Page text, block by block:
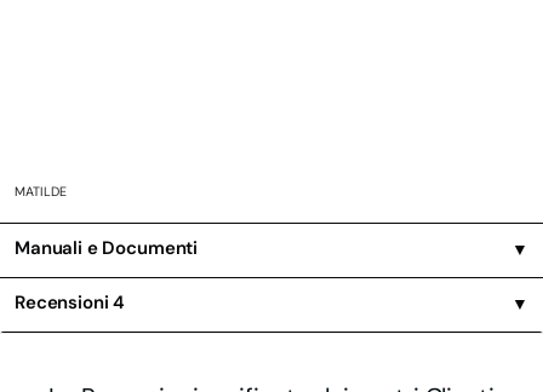
MATILDE
Manuali e Documenti ▼
Recensioni4 ▼